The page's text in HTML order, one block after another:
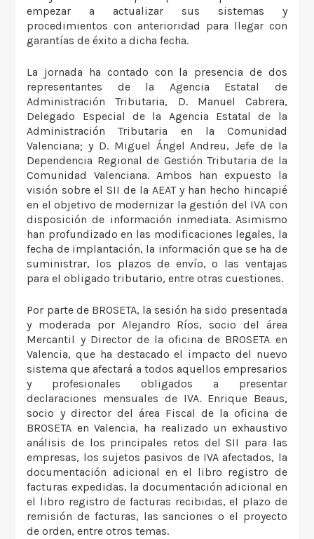
empezar a actualizar sus sistemas y
procedimientos con anterioridad para llegar con
garantías de éxito a dicha fecha.
La jornada ha contado con la presencia de dos
representantes de la Agencia Estatal de
Administración Tributaria, D. Manuel Cabrera,
Delegado Especial de la Agencia Estatal de la
Administración Tributaria en la Comunidad
Valenciana; y D. Miguel Ángel Andreu, Jefe de la
Dependencia Regional de Gestión Tributaria de la
Comunidad Valenciana. Ambos han expuesto la
visión sobre el SII de la AEAT y han hecho hincapié
en el objetivo de modernizar la gestión del IVA con
disposición de información inmediata. Asimismo
han profundizado en las modificaciones legales, la
fecha de implantación, la información que se ha de
suministrar, los plazos de envío, o las ventajas
para el obligado tributario, entre otras cuestiones.
Por parte de BROSETA, la sesión ha sido presentada
y moderada por Alejandro Ríos, socio del área
Mercantil y Director de la oficina de BROSETA en
Valencia, que ha destacado el impacto del nuevo
sistema que afectará a todos aquellos empresarios
y profesionales obligados a presentar
declaraciones mensuales de IVA. Enrique Beaus,
socio y director del área Fiscal de la oficina de
BROSETA en Valencia, ha realizado un exhaustivo
análisis de los principales retos del SII para las
empresas, los sujetos pasivos de IVA afectados, la
documentación adicional en el libro registro de
facturas expedidas, la documentación adicional en
el libro registro de facturas recibidas, el plazo de
remisión de facturas, las sanciones o el proyecto
de orden, entre otros temas.